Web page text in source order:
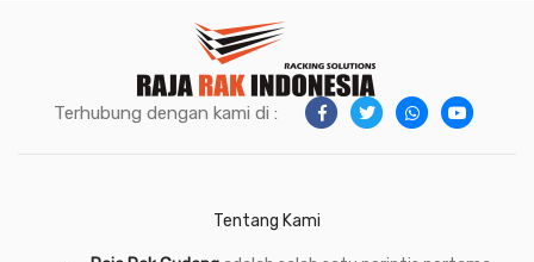
Terhubung dengan kami di :
Tentang Kami